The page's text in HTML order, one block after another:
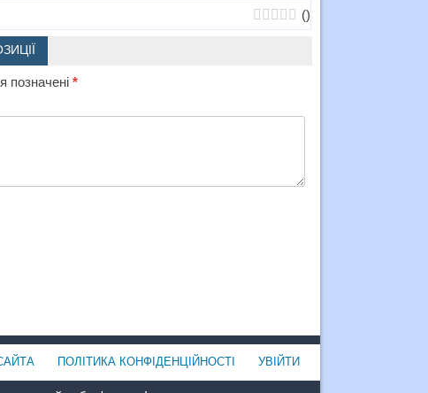
()
позначені *
ПОЛІТИКА КОНФІДЕНЦІЙНОСТІ УВІЙТИ